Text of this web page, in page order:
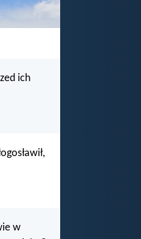
ich
w